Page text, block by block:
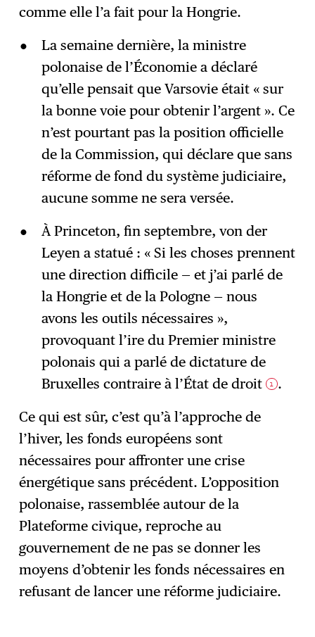
comme elle l’a fait pour la Hongrie.
La semaine dernière, la ministre
polonaise de l’Économie a déclaré
qu’elle pensait que Varsovie était « sur
la bonne voie pour obtenir l’argent ». Ce
n’est pourtant pas la position officielle
de la Commission, qui déclare que sans
réforme de fond du système judiciaire,
aucune somme ne sera versée.
À Princeton, fin septembre, von der
Leyen a statué : « Si les choses prennent
une direction difficile — et j’ai parlé de
la Hongrie et de la Pologne — nous
avons les outils nécessaires »,
provoquant l’ire du Premier ministre
polonais qui a parlé de dictature de
Bruxelles contraire à l’État de droit
1 .
Ce qui est sûr, c’est qu’à l’approche de
l’hiver, les fonds européens sont
nécessaires pour affronter une crise
énergétique sans précédent. L’opposition
polonaise, rassemblée autour de la
Plateforme civique, reproche au
gouvernement de ne pas se donner les
moyens d’obtenir les fonds nécessaires en
refusant de lancer une réforme judiciaire.